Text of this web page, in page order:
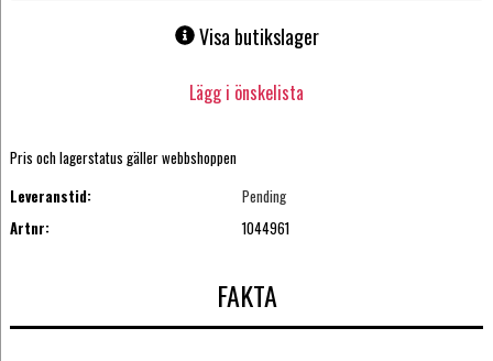
Visa butikslager
Lägg i önskelista
Pris och lagerstatus gäller webbshoppen
Leveranstid:
Pending
Artnr:
1044961
FAKTA